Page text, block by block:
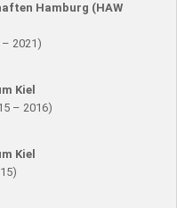
Hamburg (HAW
– 2021)
Kiel
– 2016)
Kiel